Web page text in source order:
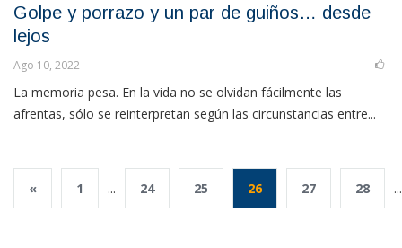
Golpe y porrazo y un par de guiños… desde
lejos
Ago 10, 2022
La memoria pesa. En la vida no se olvidan fácilmente las
afrentas, sólo se reinterpretan según las circunstancias entre...
« 1 ... 24 25 26 27 28 ...